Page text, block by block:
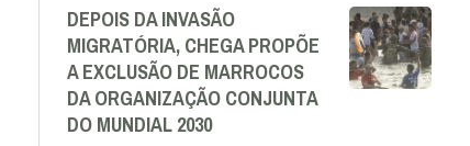
DEPOIS DA INVASÃO
MIGRATÓRIA, CHEGA PROPÕE
A EXCLUSÃO DE MARROCOS
DA ORGANIZAÇÃO CONJUNTA
DO MUNDIAL 2030